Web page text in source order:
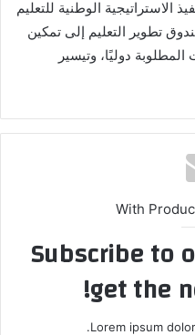
الاستراتيجية الوطنية للتعليم
تطوير التعليم إلى تمكين
دوليًا، وتيسير
With
Subscribe to
get the
Lorem ipsum